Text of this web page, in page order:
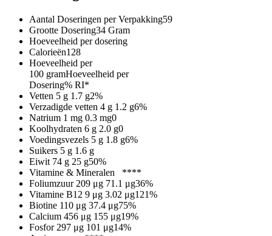
Aantal Doseringen per Verpakking59
Grootte Dosering34 Gram
Hoeveelheid per dosering
Calorieën128
Hoeveelheid per
100 gramHoeveelheid per
Dosering% RI*
Vetten 5 g 1.7 g2%
Verzadigde vetten 4 g 1.2 g6%
Natrium 1 mg 0.3 mg0
Koolhydraten 6 g 2.0 g0
Voedingsvezels 5 g 1.8 g6%
Suikers 5 g 1.6 g
Eiwit 74 g 25 g50%
Vitamine & Mineralen
****
Foliumzuur 209 μg 71.1 μg36%
Vitamine B12 9 μg 3.02 μg121%
Biotine 110 μg 37.4 μg75%
Calcium 456 μg 155 μg19%
Fosfor 297 μg 101 μg14%